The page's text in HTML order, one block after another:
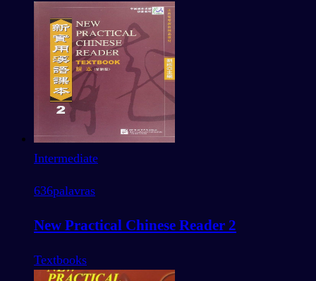
Intermediate
636palavras
New Practical Chinese Reader 2
Textbooks